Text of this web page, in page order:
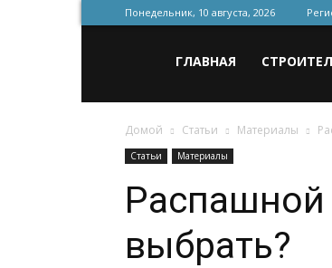
Понедельник, 10 августа, 2026
для
строительства
ГЛАВНАЯ
Домой Статьи Материалы
Статьи Материалы
выбрать?